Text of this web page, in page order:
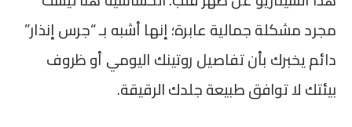
مجرد مشكلة جمالية عابرة؛ إنها أشبه بـ “جرس إنذار”
دائم يخبرك بأن تفاصيل روتينك اليومي أو ظروف
بيئتك لا توافق طبيعة جلدك الرقيقة.